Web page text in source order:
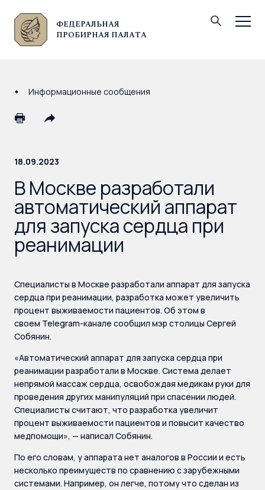
ФЕДЕРАЛЬНАЯ
ПРОБИРНАЯ ПАЛАТА
© Федеральная пробирная палата, 2026
Информационные сообщения
18.09.2023
В Москве разработали
автоматический аппарат
для запуска сердца при
реанимации
Специалисты в Москве разработали аппарат для запуска
сердца при реанимации, разработка может увеличить
процент выживаемости пациентов. Об этом в
своем Telegram-канале сообщил мэр столицы Сергей
Собянин.
«Автоматический аппарат для запуска сердца при
реанимации разработали в Москве. Система делает
непрямой массаж сердца, освобождая медикам руки для
проведения других манипуляций при спасении людей.
Специалисты считают, что разработка увеличит
процент выживаемости пациентов и повысит качество
медпомощи», — написал Собянин.
По его словам, у аппарата нет аналогов в России и есть
несколько преимуществ по сравнению с зарубежными
системами. Например, он легче, потому что сделан из